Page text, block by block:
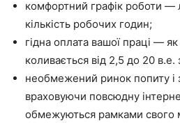
комфортний графік роботи —
кількість робочих годин;
гідна оплата вашої праці —
коливається від 2,5 до 20 в.е.
необмежений ринок попиту і
враховуючи повсюдну
обмежуються рамками свого